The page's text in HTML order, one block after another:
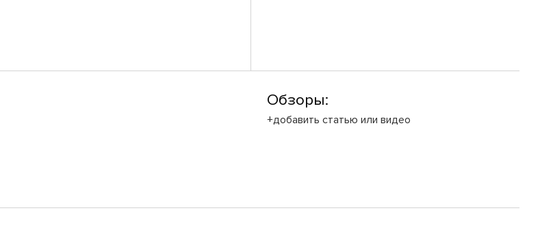
Обзоры:
+добавить статью или видео